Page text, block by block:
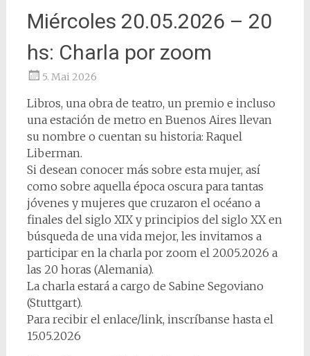
Miércoles 20.05.2026 – 20
hs: Charla por zoom
5. Mai 2026
Libros, una obra de teatro, un premio e incluso
una estación de metro en Buenos Aires llevan
su nombre o cuentan su historia: Raquel
Liberman.
Si desean conocer más sobre esta mujer, así
como sobre aquella época oscura para tantas
jóvenes y mujeres que cruzaron el océano a
finales del siglo XIX y principios del siglo XX en
búsqueda de una vida mejor, les invitamos a
participar en la charla por zoom el 20.05.2026 a
las 20 horas (Alemania).
La charla estará a cargo de Sabine Segoviano
(Stuttgart).
Para recibir el enlace/link, inscríbanse hasta el
15.05.2026